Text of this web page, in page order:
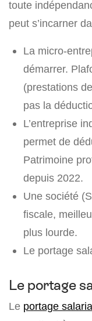
toute
peut s’incarner
La micro-
démarrer.
(prestations
pas la
L’entreprise
permet de
Patrimoine
depuis 2022.
Une société
fiscale,
plus lourde.
Le portage
Le portage
Le portage